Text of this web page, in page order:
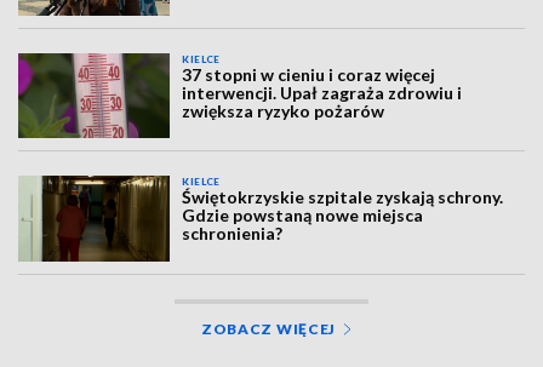
KIELCE
37 stopni w cieniu i coraz więcej
interwencji. Upał zagraża zdrowiu i
zwiększa ryzyko pożarów
KIELCE
Świętokrzyskie szpitale zyskają schrony.
Gdzie powstaną nowe miejsca
schronienia?
ZOBACZ WIĘCEJ